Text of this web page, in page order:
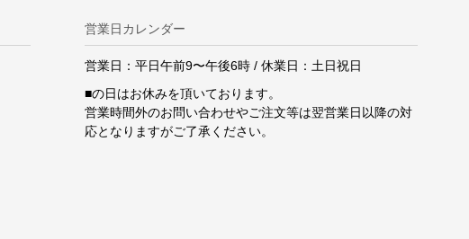
営業日カレンダー
営業日：平日午前9〜午後6時 / 休業日：土日祝日
■の日はお休みを頂いております。
営業時間外のお問い合わせやご注文等は翌営業日以降の対
応となりますがご了承ください。